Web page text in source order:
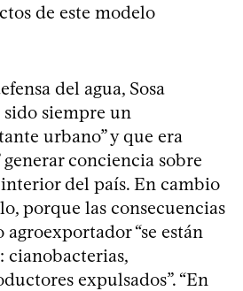
de este modelo
del agua, Sosa
siempre un
urbano” y que era
conciencia sobre
del país. En cambio
porque las consecuencias
“se están
cianobacterias,
expulsados”. “En